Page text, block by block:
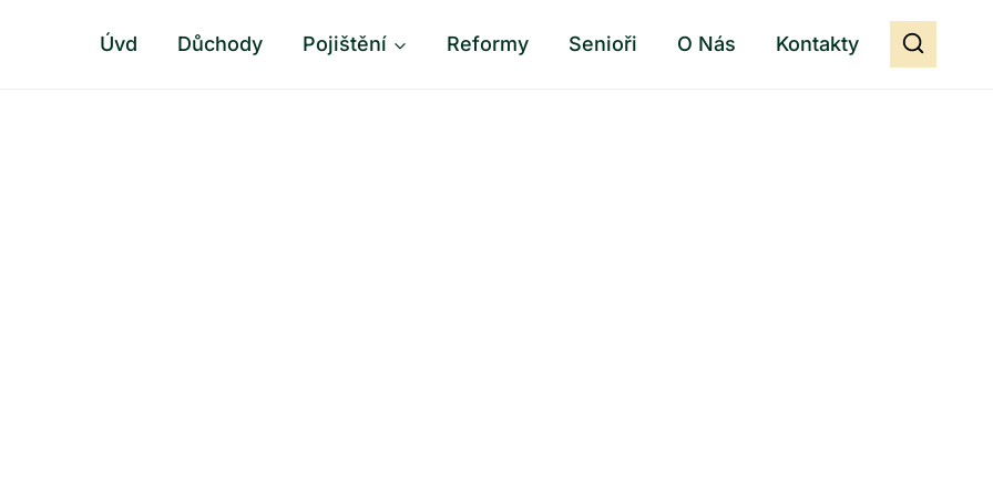
Úvd Důchody Pojištění Reformy Senioři O Nás Kontakty